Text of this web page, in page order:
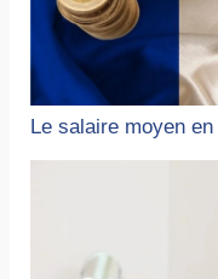
Le salaire moyen